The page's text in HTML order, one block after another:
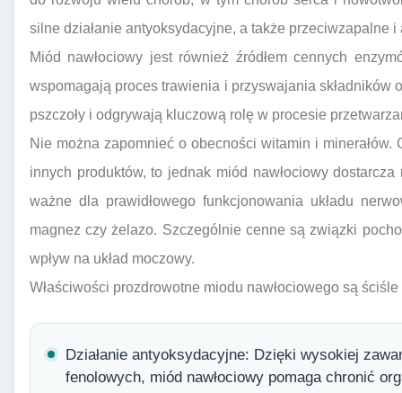
silne działanie antyoksydacyjne, a także przeciwzapalne i
Miód nawłociowy jest również źródłem cennych
wspomagają proces trawienia i przyswajania składników
pszczoły i odgrywają kluczową rolę w procesie
Nie można zapomnieć o obecności witamin i
innych produktów, to jednak miód nawłociowy
ważne dla prawidłowego funkcjonowania układu
magnez czy żelazo. Szczególnie cenne są związki
wpływ na układ moczowy.
Właściwości prozdrowotne miodu nawłociowego są
Działanie antyoksydacyjne: Dzięki wysokiej
fenolowych, miód nawłociowy pomaga chronić